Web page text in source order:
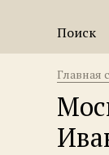
Поиск
Главная